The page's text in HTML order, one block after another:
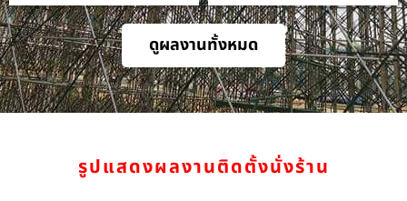
ดูผลงานทั้งหมด
รูปแสดงผลงานติดตั้งนั่งร้าน